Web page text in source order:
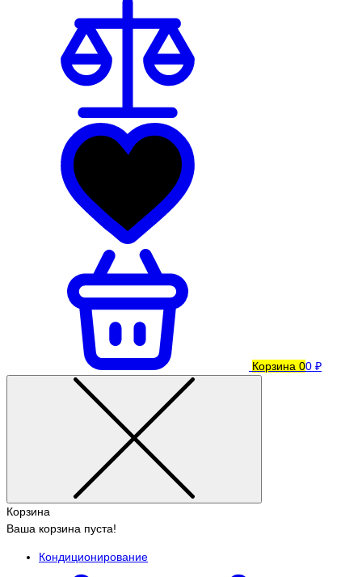
Корзина 00 ₽
Корзина
Ваша корзина пуста!
Кондиционирование